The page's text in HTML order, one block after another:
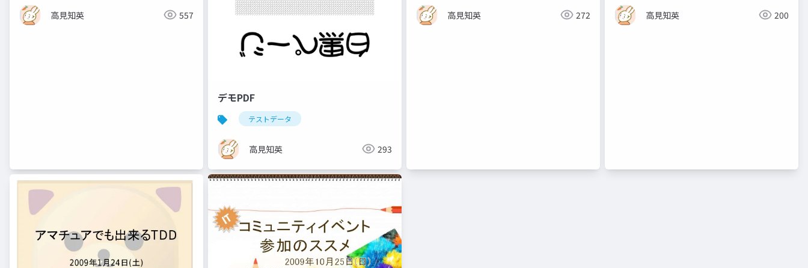
高見知英 557
デモPDF
テストデータ
高見知英 293
高見知英 272 高見知英 200